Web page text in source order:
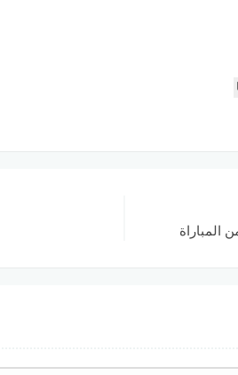
المباراة